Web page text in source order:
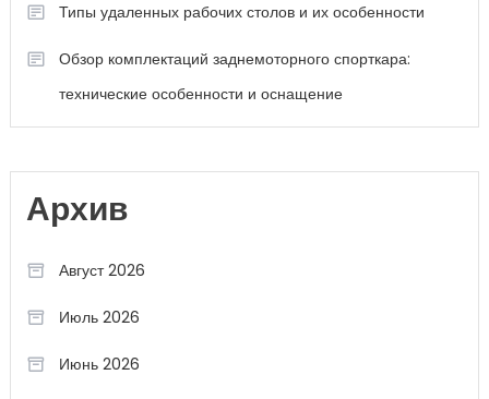
Типы удаленных рабочих столов и их особенности
Обзор комплектаций заднемоторного спорткара:
технические особенности и оснащение
Архив
Август 2026
Июль 2026
Июнь 2026